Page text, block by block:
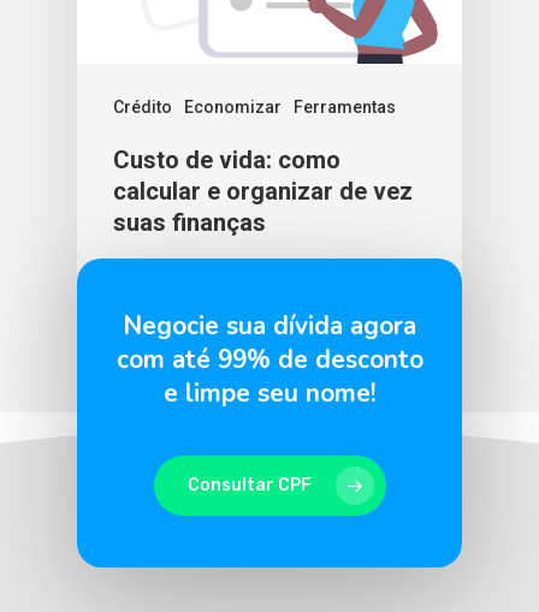
Crédito Economizar Ferramentas
Custo de vida: como
calcular e organizar de vez
suas finanças
Negocie sua dívida agora
com até 99% de desconto
e limpe seu nome!
Consultar CPF